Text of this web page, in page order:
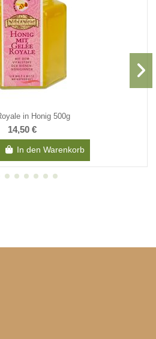
in Honig 500g
14,50 €
In den Warenkorb